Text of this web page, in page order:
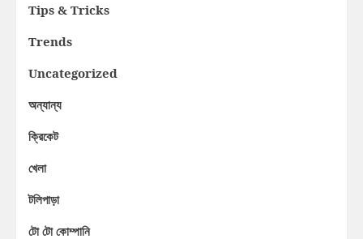
Tips & Tricks
Trends
Uncategorized
অন্যান্য
ক্রিকেট
খেলা
টলিপাড়া
টো টো কোম্পানি